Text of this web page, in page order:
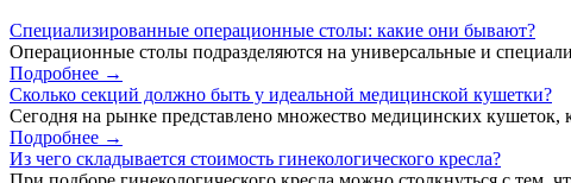
Специализированные операционные столы: какие они бывают?
Операционные столы подразделяются на универсальные и
Подробнее →
Сколько секций должно быть у идеальной медицинской кушетки?
Сегодня на рынке представлено множество медицинских
Подробнее →
Из чего складывается стоимость гинекологического кресла?